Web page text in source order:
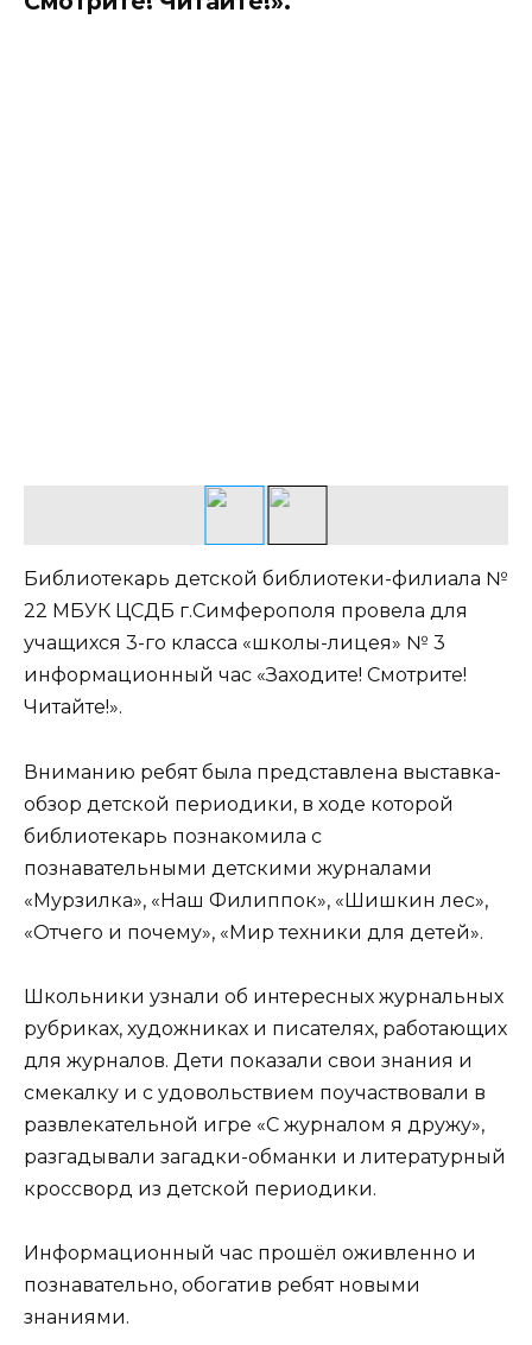
Библиотекарь детской библиотеки-филиала №
22 МБУК ЦСДБ г.Симферополя провела для
учащихся 3-го класса «школы-лицея» № 3
информационный час «Заходите! Смотрите!
Читайте!».
Вниманию ребят была представлена выставка-
обзор детской периодики, в ходе которой
библиотекарь познакомила с
познавательными детскими журналами
«Мурзилка», «Наш Филиппок», «Шишкин лес»,
«Отчего и почему», «Мир техники для детей».
Школьники узнали об интересных журнальных
рубриках, художниках и писателях, работающих
для журналов. Дети показали свои знания и
смекалку и с удовольствием поучаствовали в
развлекательной игре «С журналом я дружу»,
разгадывали загадки-обманки и литературный
кроссворд из детской периодики.
Информационный час прошёл оживленно и
познавательно, обогатив ребят новыми
знаниями.